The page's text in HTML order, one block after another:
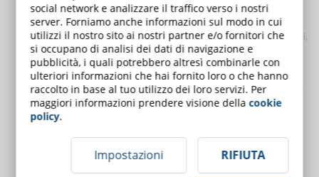
Testi chiari e leggibili: un’interfaccia con linguaggio diretto e
comandi espliciti riduce i margini di errore e aiuta tutti gli utenti,
non solo chi ha disabilità.
Controllo dei tempi: consentire estensioni nei tempi di
completamento dei test è un accorgimento che tutela persone
con difficoltà cognitive o motorie.
Etichette e comandi espliciti
descrizioni precise (“Avvia il test” è preferibile a un generico
social network e analizzare il traffico verso i nostri
server. Forniamo anche informazioni sul modo in cui
utilizzi il nostro sito ai nostri partner e/o fornitori che
si occupano di analisi dei dati di navigazione e
pubblicità, i quali potrebbero altresì combinarle con
ulteriori informazioni che hai fornito loro o che hanno
raccolto in base al tuo utilizzo dei loro servizi. Per
maggiori informazioni prendere visione dellacookie
policy.
Impostazioni RIFIUTA